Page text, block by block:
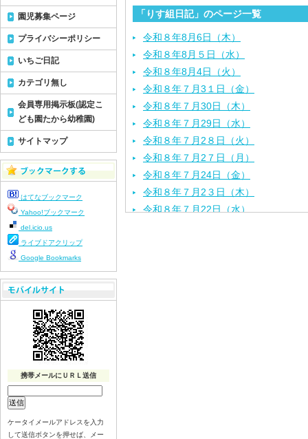
「りす組日記」のページ一覧
令和８年8月6日（木）
令和８年8月５日（水）
令和８年8月4日（火）
令和８年７月3１日（金）
令和８年７月30日（木）
令和８年７月29日（水）
令和８年７月2８日（火）
令和８年７月2７日（月）
令和８年７月24日（金）
令和８年７月2３日（木）
令和８年７月22日（水）
園児募集ページ
プライバシーポリシー
いちご日記
カテゴリ無し
会員専用掲示板(認定こ
ども園たから幼稚園)
サイトマップ
はてなブックマーク
Yahoo!ブックマーク
del.icio.us
ライブドアクリップ
Google Bookmarks
携帯メールにＵＲＬ送信
ケータイメールアドレスを入力
して送信ボタンを押せば、メー